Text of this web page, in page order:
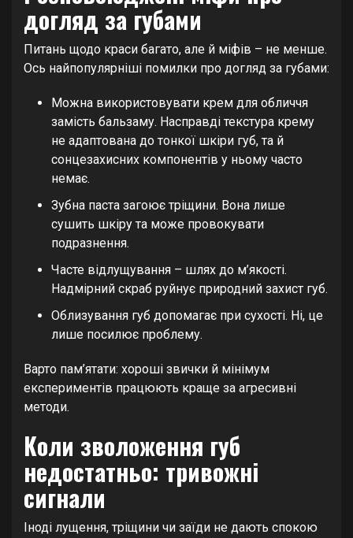
догляд за губами
Питань щодо краси багато, але й міфів – не менше.
Ось найпопулярніші помилки про догляд за губами:
Можна використовувати крем для обличчя
замість бальзаму. Насправді текстура крему
не адаптована до тонкої шкіри губ, та й
сонцезахисних компонентів у ньому часто
немає.
Зубна паста загоює тріщини. Вона лише
сушить шкіру та може провокувати
подразнення.
Часте відлущування – шлях до м’якості.
Надмірний скраб руйнує природний захист губ.
Облизування губ допомагає при сухості. Ні, це
лише посилює проблему.
Варто пам’ятати: хороші звички й мінімум
експериментів працюють краще за агресивні
методи.
Коли зволоження губ
недостатньо: тривожні
сигнали
Іноді лущення, тріщини чи заїди не дають спокою